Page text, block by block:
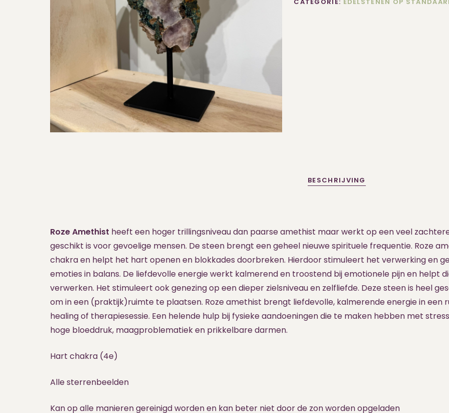
BESCHRIJVING
Roze Amethist heeft een hoger trillingsniveau dan paarse amethist maar werkt op een veel
geschikt is voor gevoelige mensen. De steen brengt een geheel nieuwe spirituele frequentie. Roze
chakra en helpt het hart openen en blokkades doorbreken. Hierdoor stimuleert het verwerking en
emoties in balans. De liefdevolle energie werkt kalmerend en troostend bij emotionele pijn en helpt
verwerken. Het stimuleert ook genezing op een dieper zielsniveau en zelfliefde. Deze steen is heel
om in een (praktijk)ruimte te plaatsen. Roze amethist brengt liefdevolle, kalmerende energie in een
healing of therapiesessie. Een helende hulp bij fysieke aandoeningen die te maken hebben met
hoge bloeddruk, maagproblematiek en prikkelbare darmen.
Hart chakra (4e)
Alle sterrenbeelden
Kan op alle manieren gereinigd worden en kan beter niet door de zon worden opgeladen